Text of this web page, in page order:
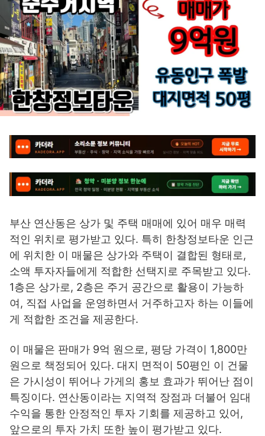
부산 연산동은 상가 및 주택 매매에 있어 매우 매력
적인 위치로 평가받고 있다. 특히 한창정보타운 인근
에 위치한 이 매물은 상가와 주택이 결합된 형태로,
소액 투자자들에게 적합한 선택지로 주목받고 있다.
1층은 상가로, 2층은 주거 공간으로 활용이 가능하
여, 직접 사업을 운영하면서 거주하고자 하는 이들에
게 적합한 조건을 제공한다.
이 매물은 판매가 9억 원으로, 평당 가격이 1,800만
원으로 책정되어 있다. 대지 면적이 50평인 이 건물
은 가시성이 뛰어나 가게의 홍보 효과가 뛰어난 점이
특징이다. 연산동이라는 지역적 장점과 더불어 임대
수익을 통한 안정적인 투자 기회를 제공하고 있어,
앞으로의 투자 가치 또한 높이 평가받고 있다.